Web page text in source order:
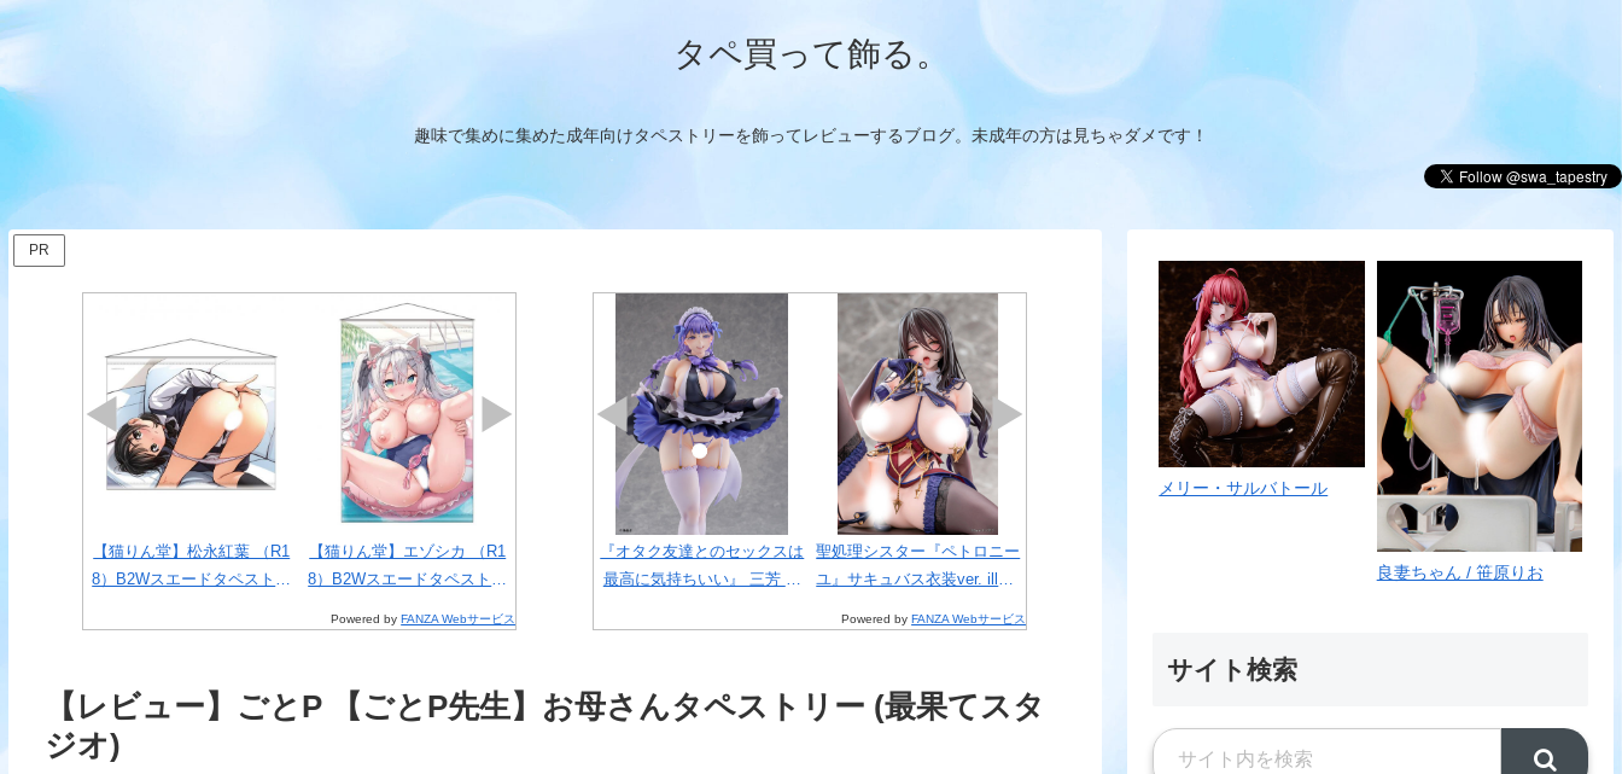
タペ買って飾る。
趣味で集めに集めた成年向けタペストリーを飾ってレビューするブログ。未成年の方は見ちゃダメです！
PR
【猫りん堂】エゾシカ （R1
8）B2Wスエードタペストリ
【猫りん堂】ファイカプリコ
（R18）B2Wスエードタペス
【猫りん堂】萌木もぎ （R1
8）B2Wスエードタペストリ
Powered byFANZA Webサービス
椿原ミラ 逆バニーVer.(BINDi
ng)
『オタク友達とのセックスは
最高に気持ちいい』 三芳 メ
ュア(FANesse)
聖処理シスター『ペトロニー
ユ』サキュバス衣装ver. illust
ィギュア 豪華版(Vibrastar)
T2ARTWORKS 月見野兎衣
(えいてぃーん)
Powered byFANZA Webサービス
【レビュー】ごとP 【ごとP先生】お母さんタペストリー (最果てスタ
ジオ)
メリー・サルバトール
良妻ちゃん / 笹原りお
サイト検索